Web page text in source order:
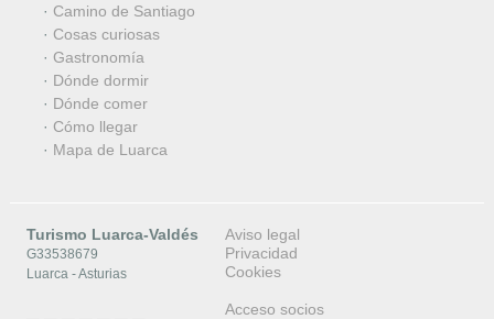
· Camino de Santiago
· Cosas curiosas
· Gastronomía
· Dónde dormir
· Dónde comer
· Cómo llegar
· Mapa de Luarca
Turismo Luarca-Valdés
G33538679
Luarca - Asturias
Aviso legal
Privacidad
Cookies
Acceso socios